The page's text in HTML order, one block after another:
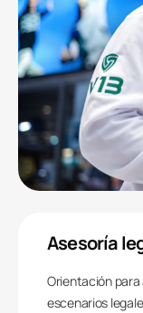
Asesoría
Orientación
escenarios